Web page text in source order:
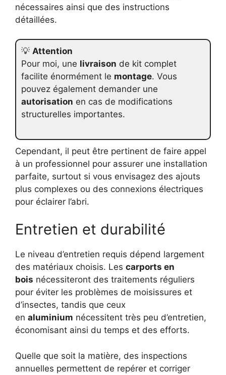
nécessaires ainsi que des instructions
détaillées.
💡 Attention
Pour moi, une livraison de kit complet
facilite énormément le montage. Vous
pouvez également demander une
autorisation en cas de modifications
structurelles importantes.
Cependant, il peut être pertinent de faire appel
à un professionnel pour assurer une installation
parfaite, surtout si vous envisagez des ajouts
plus complexes ou des connexions électriques
pour éclairer l’abri.
Entretien et durabilité
Le niveau d’entretien requis dépend largement
des matériaux choisis. Les carports en
bois nécessiteront des traitements réguliers
pour éviter les problèmes de moisissures et
d’insectes, tandis que ceux
en aluminium nécessitent très peu d’entretien,
économisant ainsi du temps et des efforts.
Quelle que soit la matière, des inspections
annuelles permettent de repérer et corriger